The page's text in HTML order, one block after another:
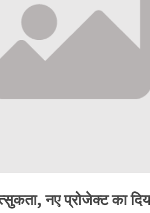
नए प्रोजेक्ट का